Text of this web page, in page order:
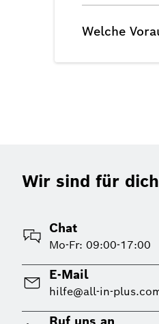
Welche
Wir sind für
Chat
Mo-Fr: 09:00-17:00
E-Mail
hilfe@all-in-